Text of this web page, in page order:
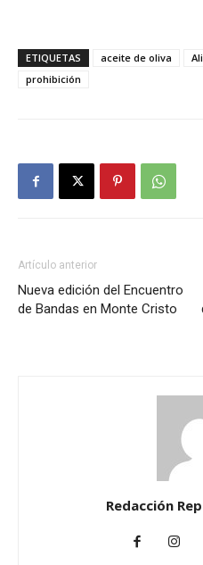
ETIQUETAS aceite de oliva
prohibición
Artículo anterior
Nueva edición del Encuentro
de Bandas en Monte Cristo
Redacción